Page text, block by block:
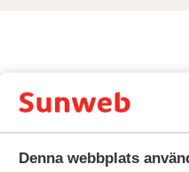
Denna webbplats